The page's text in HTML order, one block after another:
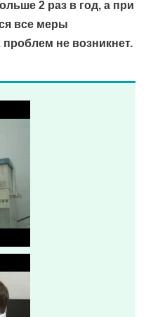
2 раз в год, а при
все меры
не возникнет.